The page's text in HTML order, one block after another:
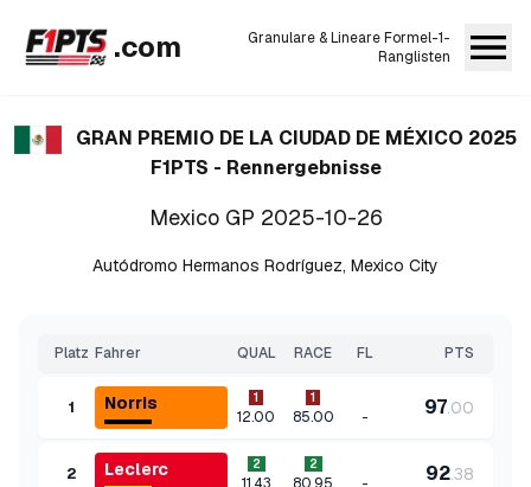
.com
Granulare & Lineare Formel-1-
Ranglisten
GRAN PREMIO DE LA CIUDAD DE MÉXICO 2025
F1PTS - Rennergebnisse
Mexico GP 2025-10-26
Autódromo Hermanos Rodríguez, Mexico City
Platz Fahrer QUAL RACE FL PTS
1 Norris 1
12.00
1
85.00 - 97.00
2 Leclerc 2 2
- 92.38